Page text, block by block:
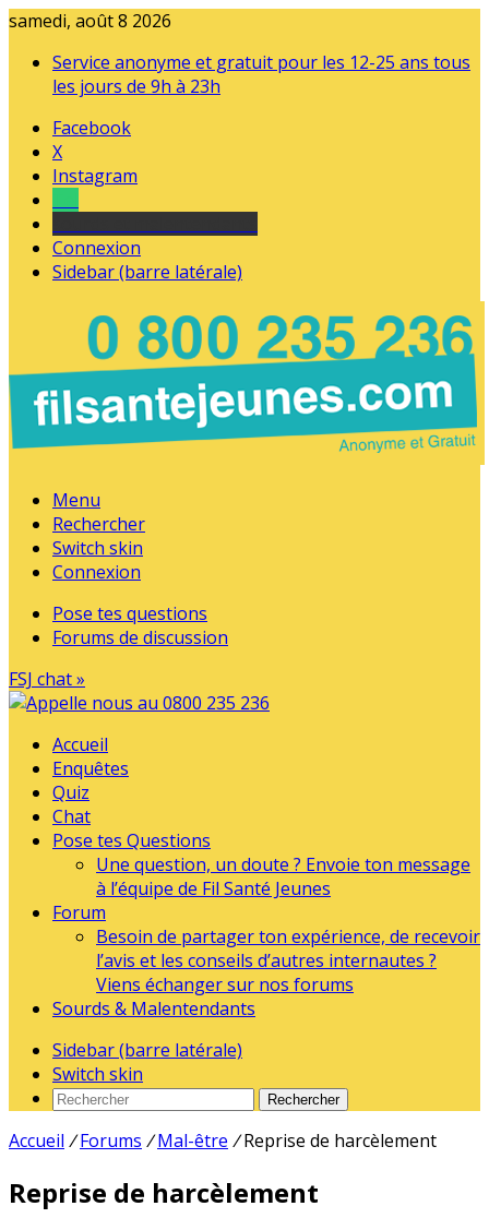
samedi, août 8 2026
Service anonyme et gratuit pour les 12-25 ans tous
les jours de 9h à 23h
Facebook
X
Instagram
Connexion
Sidebar (barre latérale)
Menu
Rechercher
Switch skin
Connexion
Pose tes questions
Forums de discussion
FSJ chat »
Accueil
Enquêtes
Quiz
Chat
Pose tes Questions
Une question, un doute ? Envoie ton message
à l’équipe de Fil Santé Jeunes
Forum
Besoin de partager ton expérience, de recevoir
l’avis et les conseils d’autres internautes ?
Viens échanger sur nos forums
Sourds & Malentendants
Sidebar (barre latérale)
Switch skin
Rechercher
Accueil / Forums / Mal-être / Reprise de harcèlement
Reprise de harcèlement